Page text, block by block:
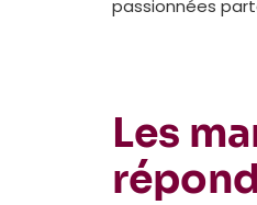
passionnées
Les